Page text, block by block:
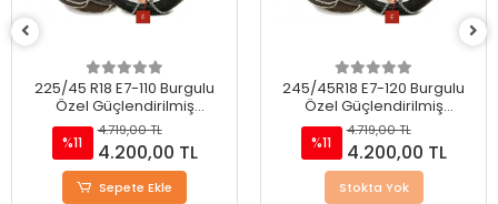
225/45 R18 E7-110 Burgulu
Özel Güçlendirilmiş
Takmatik Kar Zinciri
%11
4.719,00 TL
4.200,00 TL
Sepete Ekle
245/45R18 E7-120 Burgulu
Özel Güçlendirilmiş
Takmatik Kar Zinciri
%11
4.719,00 TL
4.200,00 TL
Stokta Yok